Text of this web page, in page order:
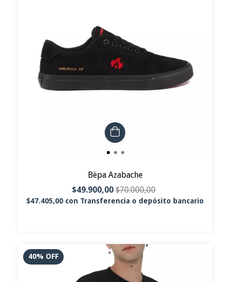
Bëpa Azabache
$49.900,00 $70.000,00
$47.405,00 con Transferencia o depósito bancario
40% OFF